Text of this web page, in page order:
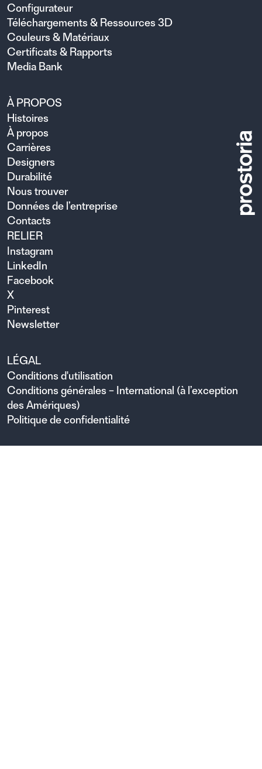
Configurateur
Téléchargements & Ressources 3D
Couleurs & Matériaux
Certificats & Rapports
Media Bank
À PROPOS
Histoires
À propos
Carrières
Designers
Durabilité
Nous trouver
Données de l’entreprise
Contacts
RELIER
Instagram
LinkedIn
Facebook
X
Pinterest
Newsletter
LÉGAL
Conditions d'utilisation
Conditions générales – International (à l’exception
des Amériques)
Politique de confidentialité